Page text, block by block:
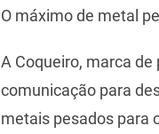
O máximo de metal
A Coqueiro, marca
comunicação para
metais pesados para